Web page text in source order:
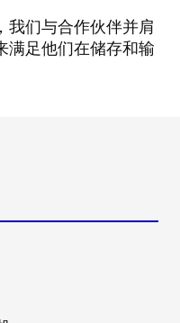
我们与合作伙伴并肩
满足他们在储存和输